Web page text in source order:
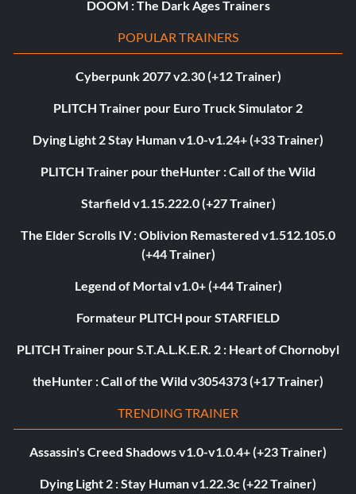
DOOM : The Dark Ages Trainers
POPULAR TRAINERS
Cyberpunk 2077 v2.30 (+12 Trainer)
PLITCH Trainer pour Euro Truck Simulator 2
Dying Light 2 Stay Human v1.0-v1.24+ (+33 Trainer)
PLITCH Trainer pour theHunter : Call of the Wild
Starfield v1.15.222.0 (+27 Trainer)
The Elder Scrolls IV : Oblivion Remastered v1.512.105.0
(+44 Trainer)
Legend of Mortal v1.0+ (+44 Trainer)
Formateur PLITCH pour STARFIELD
PLITCH Trainer pour S.T.A.L.K.E.R. 2 : Heart of Chornobyl
theHunter : Call of the Wild v3054373 (+17 Trainer)
TRENDING TRAINER
Assassin's Creed Shadows v1.0-v1.0.4+ (+23 Trainer)
Dying Light 2 : Stay Human v1.22.3c (+22 Trainer)